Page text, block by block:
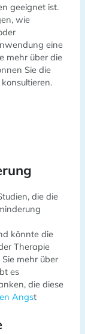
geeignet ist.
wie
eine
mehr über die
Sie die
die die
könnte die
Therapie
mehr über
es
die diese
Angst